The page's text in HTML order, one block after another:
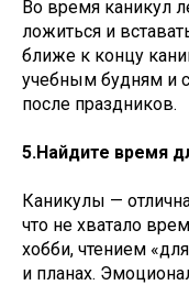
Во время каникул
ложиться и
ближе к концу
учебным будням и
после праздников.
5.Найдите время
Каникулы —
что не хватало
хобби, чтением
и планах.